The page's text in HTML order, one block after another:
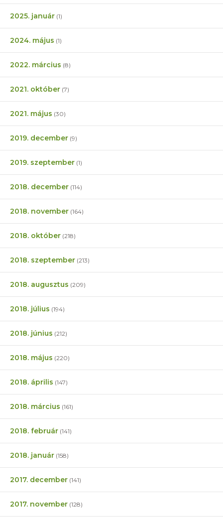
2025. január (1)
2024. május (1)
2022. március (8)
2021. október (7)
2021. május (30)
2019. december (9)
2019. szeptember (1)
2018. december (114)
2018. november (164)
2018. október (218)
2018. szeptember (213)
2018. augusztus (209)
2018. július (194)
2018. június (212)
2018. május (220)
2018. április (147)
2018. március (161)
2018. február (141)
2018. január (158)
2017. december (141)
2017. november (128)